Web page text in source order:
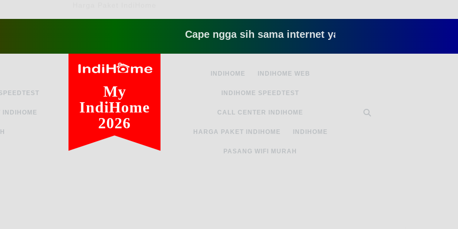
Cape ngga sih sama internet yang lambat gitu gitu aja dah
INDIHOME
My
IndiHome
2026
INDIHOME INDIHOME WEB
INDIHOME SPEEDTEST
CALL CENTER INDIHOME
HARGA PAKET INDIHOME INDIHOME
PASANG WIFI MURAH